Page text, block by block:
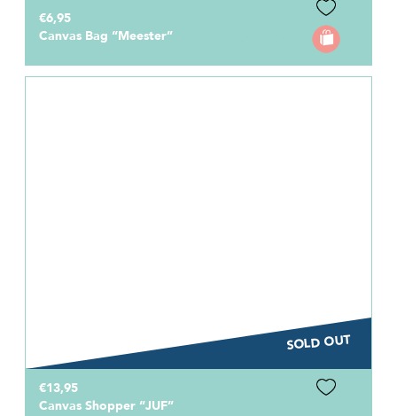
€6,95
Canvas Bag “Meester”
SOLD OUT
€13,95
Canvas Shopper “JUF”